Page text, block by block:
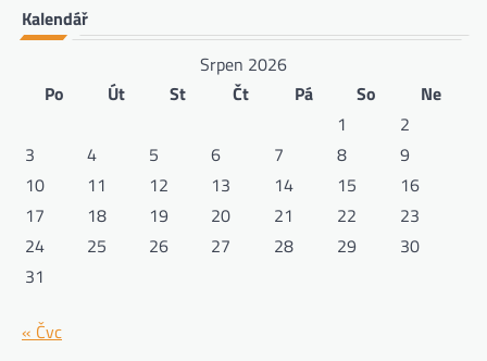
Kalendář
Srpen 2026
Po
Út St Čt Pá So
Ne
1
2
3
4 5 6 7 8
9
10
11 12 13 14 15
16
17
18 19 20 21 22
23
24
25 26 27 28 29
30
31
« Čvc